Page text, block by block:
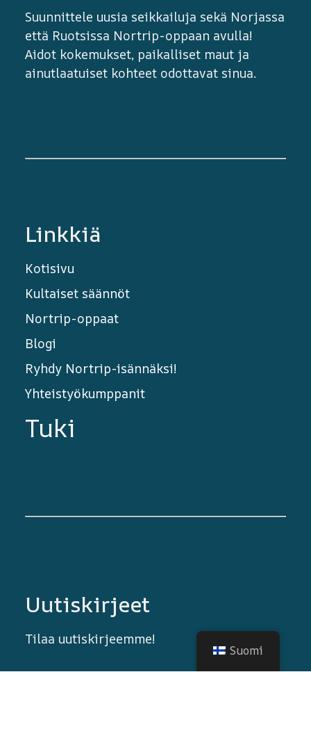
Suunnittele uusia seikkailuja sekä Norjassa
että Ruotsissa Nortrip-oppaan avulla!
Aidot kokemukset, paikalliset maut ja
ainutlaatuiset kohteet odottavat sinua.
Linkkiä
Kotisivu
Kultaiset säännöt
Nortrip-oppaat
Blogi
Ryhdy Nortrip-isännäksi!
Yhteistyökumppanit
Tuki
Uutiskirjeet
Tilaa uutiskirjeemme!
Suomi